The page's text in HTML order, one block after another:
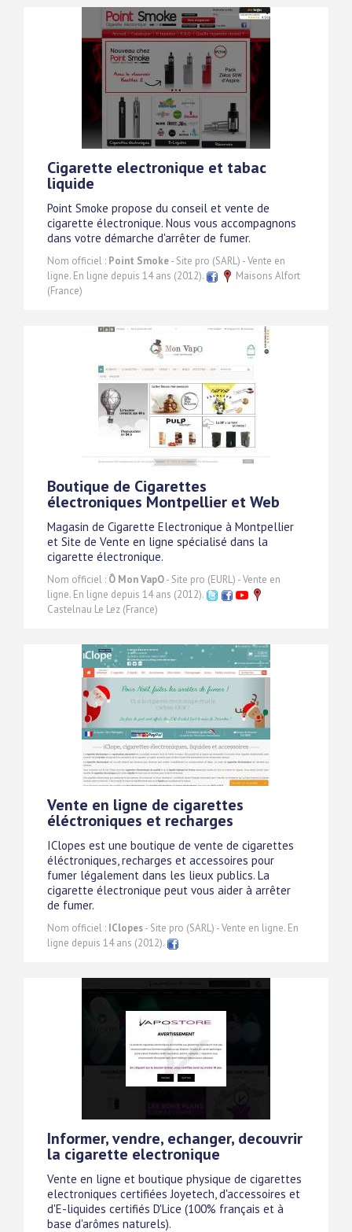
Cigarette electronique et tabac
liquide
Point Smoke propose du conseil et vente de
cigarette électronique. Nous vous accompagnons
dans votre démarche d'arrêter de fumer.
Nom officiel : Point Smoke- Site pro (SARL) - Vente en
ligne. En ligne depuis 14 ans (2012).
Maisons Alfort
(France)
Boutique de Cigarettes
électroniques Montpellier et Web
Magasin de Cigarette Electronique à Montpellier
et Site de Vente en ligne spécialisé dans la
cigarette électronique.
Nom officiel : Ô Mon VapO- Site pro (EURL) - Vente en
ligne. En ligne depuis 14 ans (2012).
Castelnau Le Lez (France)
Vente en ligne de cigarettes
éléctroniques et recharges
IClopes est une boutique de vente de cigarettes
éléctroniques, recharges et accessoires pour
fumer légalement dans les lieux publics. La
cigarette électronique peut vous aider à arrêter
de fumer.
Nom officiel : IClopes- Site pro (SARL) - Vente en ligne. En
ligne depuis 14 ans (2012).
Informer, vendre, echanger, decouvrir
la cigarette electronique
Vente en ligne et boutique physique de cigarettes
electroniques certifiées Joyetech, d'accessoires et
d'E-liquides certifiés D'Lice (100% français et à
base d'arômes naturels).